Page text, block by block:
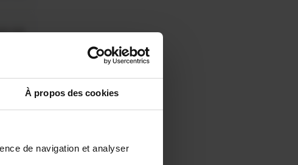
À propos des cookies
de navigation et analyser